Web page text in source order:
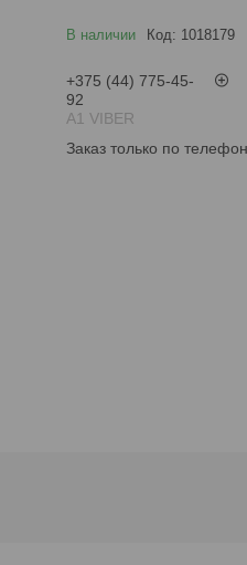
В наличии Код: 1018179
+375 (44) 775-45-
92
А1 VIBER
Заказ только по